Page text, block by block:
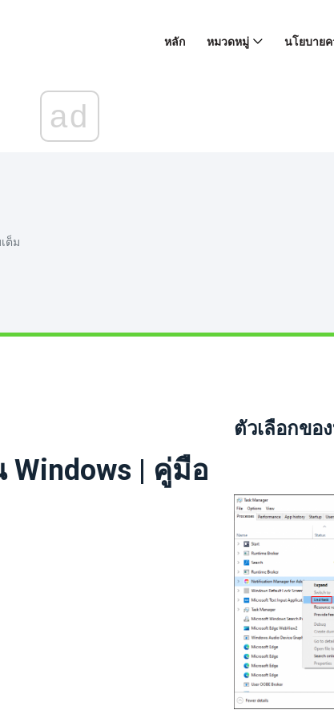
หลัก หมวดหมู่ นโยบาย
ad
ต็ม
| คู่มือ
ตัวเลือกขอ